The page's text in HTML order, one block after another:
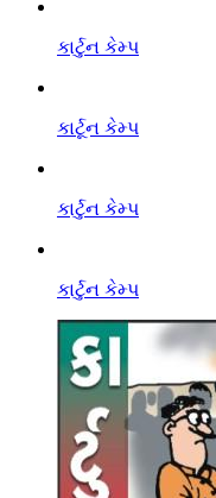
કાર્ટુન કેમ્પ
કાર્ટૂન કેમ્પ
કાર્ટુન કેમ્પ
કાર્ટુન કેમ્પ